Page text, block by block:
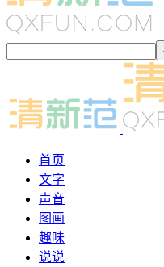
首页
文字
声音
图画
趣味
说说